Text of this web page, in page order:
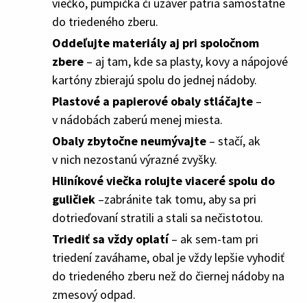
do triedeného zberu.
Oddeľujte materiály aj pri spoločnom
zbere – aj tam, kde sa plasty, kovy a nápojové
kartóny zbierajú spolu do jednej nádoby.
Plastové a papierové obaly stláčajte –
v nádobách zaberú menej miesta.
Obaly zbytočne neumývajte – stačí, ak
v nich nezostanú výrazné zvyšky.
Hliníkové viečka rolujte viaceré spolu do
guličiek –zabránite tak tomu, aby sa pri
dotrieďovaní stratili a stali sa nečistotou.
Triediť sa vždy oplatí– ak sem-tam pri
triedení zaváhame, obal je vždy lepšie vyhodiť
do triedeného zberu než do čiernej nádoby na
zmesový odpad.